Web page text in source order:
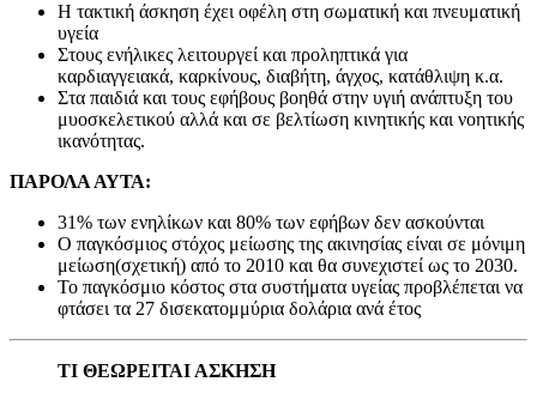
Η τακτική άσκηση έχει οφέλη στη σωματική και πνευματική
υγεία
Στους ενήλικες λειτουργεί και προληπτικά για
καρδιαγγειακά, καρκίνους, διαβήτη, άγχος, κατάθλιψη κ.α.
Στα παιδιά και τους εφήβους βοηθά στην υγιή ανάπτυξη του
μυοσκελετικού αλλά και σε βελτίωση κινητικής και νοητικής
ικανότητας.
ΠΑΡΟΛΑ ΑΥΤΑ:
31% των ενηλίκων και 80% των εφήβων δεν ασκούνται
Ο παγκόσμιος στόχος μείωσης της ακινησίας είναι σε μόνιμη
μείωση(σχετική) από το 2010 και θα συνεχιστεί ως το 2030.
Το παγκόσμιο κόστος στα συστήματα υγείας προβλέπεται να
φτάσει τα 27 δισεκατομμύρια δολάρια ανά έτος
ΤΙ ΘΕΩΡΕΙΤΑΙ ΑΣΚΗΣΗ